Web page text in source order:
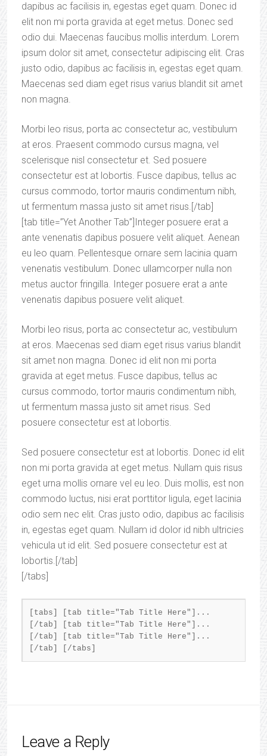
dapibus ac facilisis in, egestas eget quam. Donec id
elit non mi porta gravida at eget metus. Donec sed
odio dui. Maecenas faucibus mollis interdum. Lorem
ipsum dolor sit amet, consectetur adipiscing elit. Cras
justo odio, dapibus ac facilisis in, egestas eget quam.
Maecenas sed diam eget risus varius blandit sit amet
non magna.
Morbi leo risus, porta ac consectetur ac, vestibulum
at eros. Praesent commodo cursus magna, vel
scelerisque nisl consectetur et. Sed posuere
consectetur est at lobortis. Fusce dapibus, tellus ac
cursus commodo, tortor mauris condimentum nibh,
ut fermentum massa justo sit amet risus.[/tab]
[tab title=”Yet Another Tab”]Integer posuere erat a
ante venenatis dapibus posuere velit aliquet. Aenean
eu leo quam. Pellentesque ornare sem lacinia quam
venenatis vestibulum. Donec ullamcorper nulla non
metus auctor fringilla. Integer posuere erat a ante
venenatis dapibus posuere velit aliquet.
Morbi leo risus, porta ac consectetur ac, vestibulum
at eros. Maecenas sed diam eget risus varius blandit
sit amet non magna. Donec id elit non mi porta
gravida at eget metus. Fusce dapibus, tellus ac
cursus commodo, tortor mauris condimentum nibh,
ut fermentum massa justo sit amet risus. Sed
posuere consectetur est at lobortis.
Sed posuere consectetur est at lobortis. Donec id elit
non mi porta gravida at eget metus. Nullam quis risus
eget urna mollis ornare vel eu leo. Duis mollis, est non
commodo luctus, nisi erat porttitor ligula, eget lacinia
odio sem nec elit. Cras justo odio, dapibus ac facilisis
in, egestas eget quam. Nullam id dolor id nibh ultricies
vehicula ut id elit. Sed posuere consectetur est at
lobortis.[/tab]
[/tabs]
[tabs] [tab title="Tab Title Here"]...
[/tab] [tab title="Tab Title Here"]...
[/tab] [tab title="Tab Title Here"]...
[/tab] [/tabs]
Leave a Reply